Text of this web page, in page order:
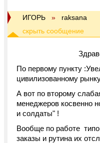
ИГОРЬ » raksana
По первому пункту
цивилизованному
А вот по второму
менеджеров косвенно
и солдаты" !
Вообще по работе
заказы и рутина их